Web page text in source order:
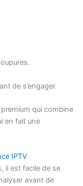
de s’engager.
qui combine
en fait une
IPTV
il est facile de se
avant de